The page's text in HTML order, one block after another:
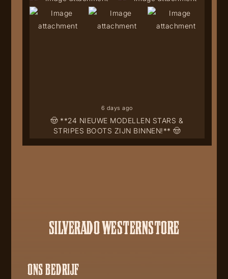
🤠 **24 NIEUWE MODELLEN STARS &
STRIPES BOOTS ZIJN BINNEN!** 🤠
6 days ago
SILVERADO WESTERNSTORE
ONS BEDRIJF